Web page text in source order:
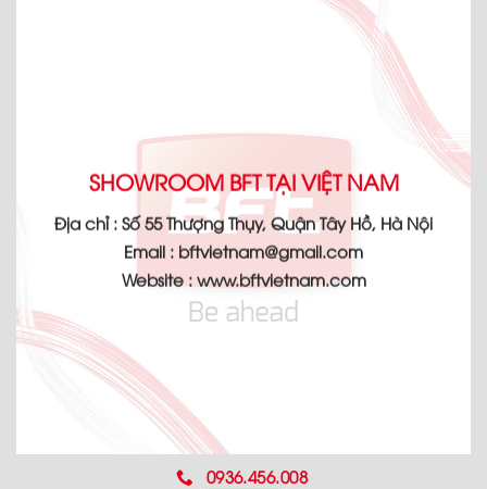
SHOWROOM BFT TẠI VIỆT NAM
Địa chỉ : Số 55 Thượng Thụy, Quận Tây Hồ, Hà Nội
Email : bftvietnam@gmail.com
Website : www.bftvietnam.com
0936.456.008